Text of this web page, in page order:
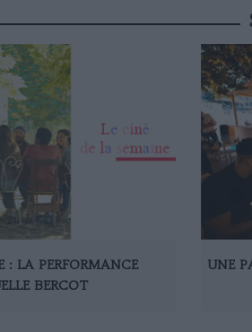
: LA PERFORMANCE
BERCOT
UNE